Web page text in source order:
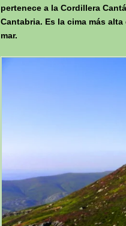
pertenece a la Cordillera
Cantabria. Es la cima más
mar.